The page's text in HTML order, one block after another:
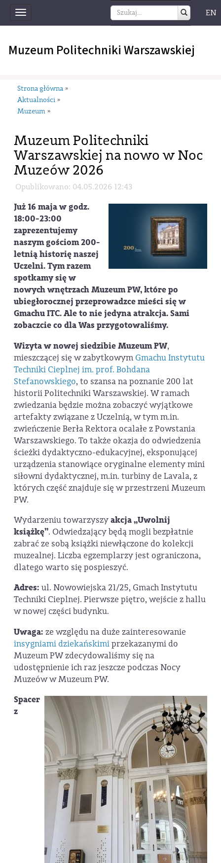
Toggle
navigation
EN
Muzeum Politechniki Warszawskiej
Strona główna »
Aktualności »
Muzeum »
Muzeum Politechniki
Warszawskiej na nowo w Noc
Muzeów 2026
Opublikowano: 04.05.2026 12:43
Już 16 maja w godz.
18:00-23:00
zaprezentujemy
naszym gościom 200-
letnią historię naszej
Uczelni. Tym razem
spotkamy się w
nowych wnętrzach Muzeum PW, które po
ubiegłorocznej przeprowadzce mieści się w
Gmachu ITC. Ale to nie jedyna atrakcja. Sami
zobaczcie co dla Was przygotowaliśmy.
Wizyta w nowej siedzibie Muzeum PW,
mieszczącej się w zabytkowym Gmachu Instytutu
Techniki Cieplnej im. prof. Bohdana
Stefanowskiego, to szansa na poznanie 200 lat
historii Politechniki Warszawskiej. W ramach
zwiedzania będzie można zobaczyć wyjątkowe
artefakty związane z Uczelnią, w tym m.in.
zwieńczenie Berła Rektora ocalałe z Powstania
Warszawskiego. To także okazja do odwiedzenia
ścieżki dydaktyczno-edukacyjnej, eksponującej
urządzenia stanowiące oryginalne elementy mini
siłowni dydaktycznej, m.in. turbiny de Lavala, z
których część znajduje się w przestrzeni Muzeum
PW.
Wydarzeniu towarzyszyakcja „Uwolnij
książkę”. Odwiedzający będą mogli bezpłatnie
zabrać ze sobą książki niewłączone do kolekcji
muzealnej. Liczba egzemplarzy jest ograniczona,
dlatego warto się pospieszyć.
Adres: ul. Nowowiejska 21/25, Gmach Instytutu
Techniki Cieplnej. Pierwsze piętro, wejście z hallu
w nowej części budynku.
Uwaga: ze względu na duże zainteresowanie
insygniami dziekańskimiprzekazanymi do
Muzeum PW zdecydowaliśmy się na
udostępnienie ich raz jeszcze podczas Nocy
Muzeów w Muzeum PW.
Spacer
z